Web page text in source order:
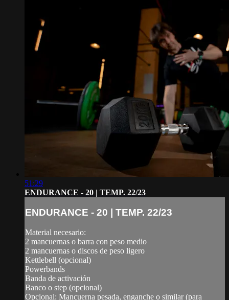
51:29
ENDURANCE - 20 | TEMP. 22/23
ENDURANCE - 20 | TEMP. 22/23
Material necesario:
2 mancuernas o barra con peso medio
2 mancuernas o discos de peso ligero
Kettlebell (opcional)
Powerbands
Banda de activación
Banco o step (opcional)
Opcional: Mancuerna pesada, enganche o similar (para